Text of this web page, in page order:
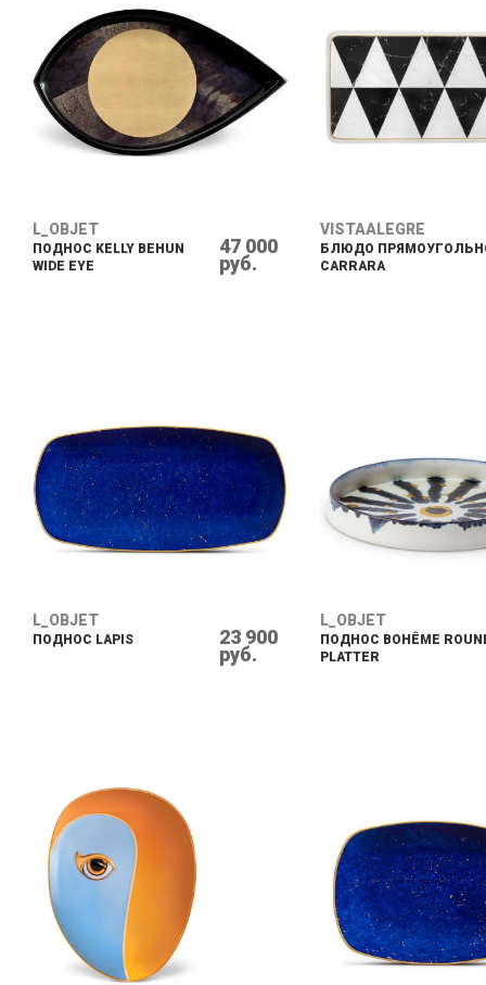
L_OBJET
ПОДНОС KELLY BEHUN
WIDE EYE
47 000
руб.
VISTAALEGRE
БЛЮДО
CARRARA
L_OBJET
ПОДНОС LAPIS 23 900
руб.
L_OBJET
ПОДНОС BOHÊME
PLATTER